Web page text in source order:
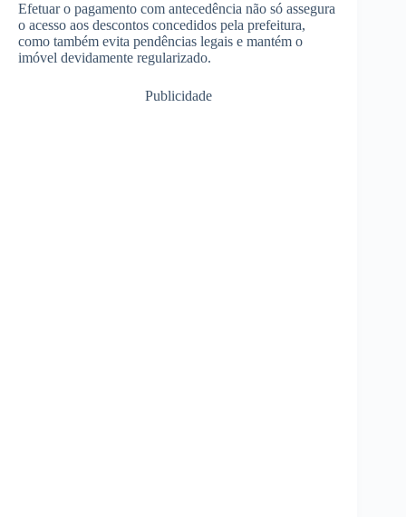
Efetuar o pagamento com antecedência não só assegura
o acesso aos descontos concedidos pela prefeitura,
como também evita pendências legais e mantém o
imóvel devidamente regularizado.
Publicidade